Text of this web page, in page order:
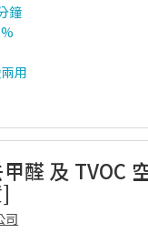
鐘
用
醛 及 TVOC
司